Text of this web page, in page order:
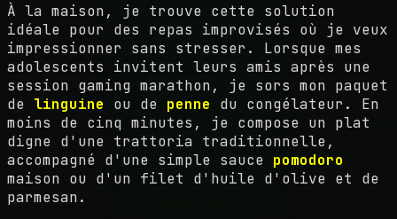
À la maison, je trouve cette solution
idéale pour des repas improvisés où je veux
impressionner sans stresser. Lorsque mes
adolescents invitent leurs amis après une
session gaming marathon, je sors mon paquet
de linguine ou de penne du congélateur. En
moins de cinq minutes, je compose un plat
digne d'une trattoria traditionnelle,
accompagné d'une simple sauce pomodoro
maison ou d'un filet d'huile d'olive et de
parmesan.